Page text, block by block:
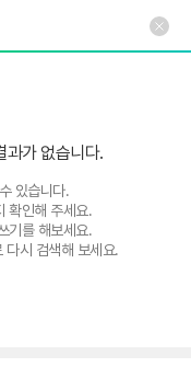
과가 없습니다.
있습니다.
확인해 주세요.
기를 해보세요.
다시 검색해 보세요.